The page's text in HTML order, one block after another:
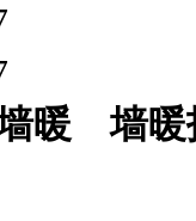
墙暖墙暖